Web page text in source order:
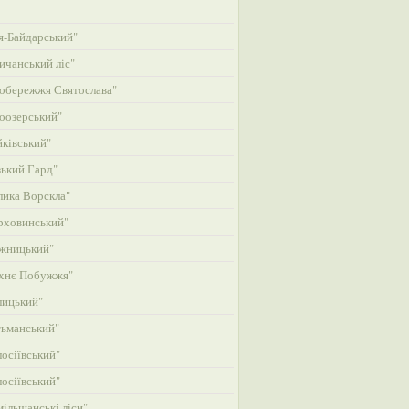
ліс"
Святослава"
Гард"
Ворскла"
Побужжя"